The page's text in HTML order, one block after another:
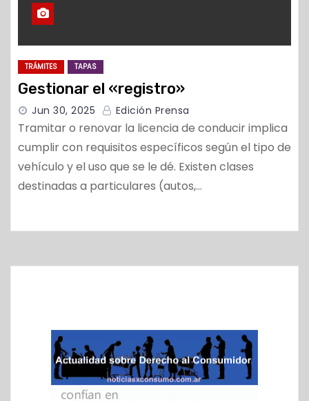
TRÁMITES TAPAS
Gestionar el «registro»
Jun 30, 2025 Edición Prensa
Tramitar o renovar la licencia de conducir implica
cumplir con requisitos específicos según el tipo de
vehículo y el uso que se le dé. Existen clases
destinadas a particulares (autos,…